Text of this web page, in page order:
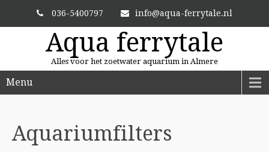
036-5400797 info@aqua-ferrytale.nl
Aqua ferrytale
Alles voor het zoetwater aquarium in Almere
Menu
Één van de mooiste en grootste collecties van de Benelux!
Aquariumfilters